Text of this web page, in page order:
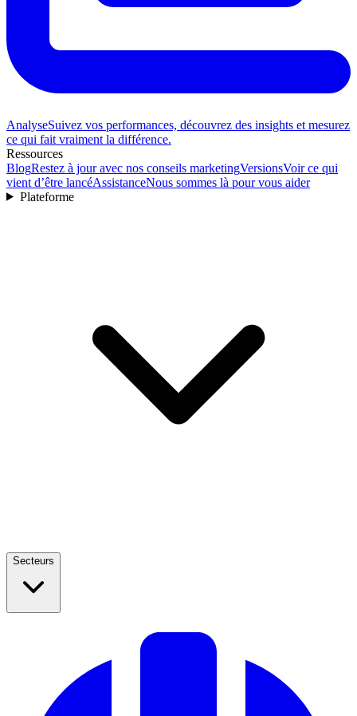
AnalyseSuivez vos performances, découvrez des insights et mesurez
ce qui fait vraiment la différence.
Ressources
BlogRestez à jour avec nos conseils marketingVersionsVoir ce qui
vient d’être lancéAssistanceNous sommes là pour vous aider
Plateforme
Secteurs